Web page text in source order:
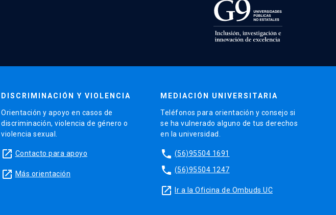
DISCRIMINACIÓN Y VIOLENCIA
Orientación y apoyo en casos de
discriminación, violencia de género o
violencia sexual.
launch Contacto para apoyo
launch Más orientación
MEDIACIÓN UNIVERSITARIA
Teléfonos para orientación y consejo si
se ha vulnerado alguno de tus derechos
en la universidad.
phone (56)95504 1691
phone (56)95504 1247
launch Ir a la Oficina de Ombuds UC